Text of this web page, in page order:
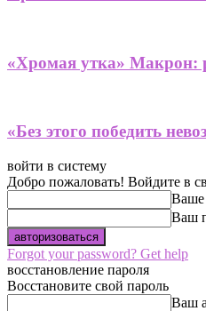
«Хромая утка» Макрон:
«Без этого победить
войти в систему
Добро пожаловать! Войдите в
Ваше
Ваш
Forgot your password? Get help
восстановление пароля
Восстановите свой пароль
Ваш